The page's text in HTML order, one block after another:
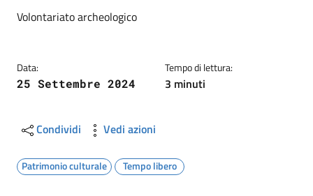
Dettagli
Descrizione breve
Volontariato archeologico
Data:
25 Settembre 2024
Tempo di lettura:
3 minuti
Condividi Vedi azioni
Patrimonio culturale Tempo libero